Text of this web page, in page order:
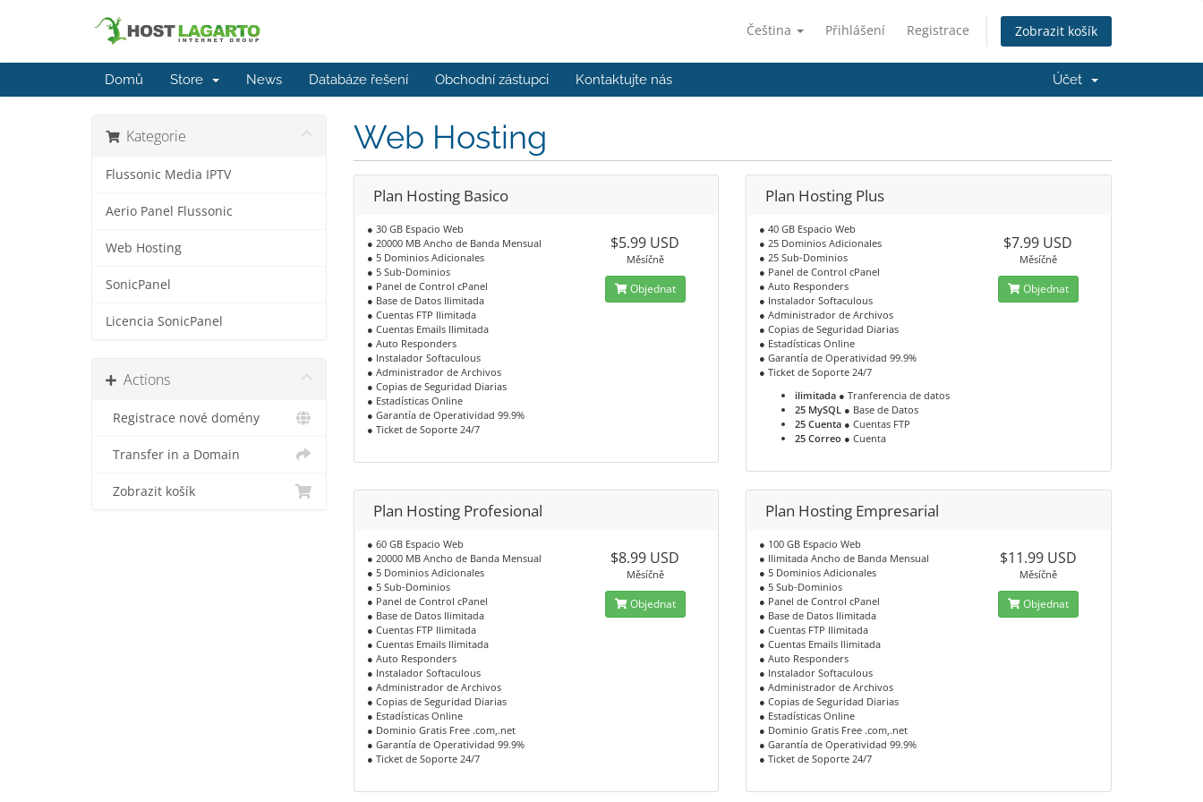
Čeština Přihlášení Registrace Zobrazit košík
Domů Store News Databáze řešení Obchodní zástupci Kontaktujte nás Účet
Kategorie
Flussonic Media IPTV
Aerio Panel Flussonic
Web Hosting
SonicPanel
Licencia SonicPanel
Actions
Registrace nové domény
Transfer in a Domain
Zobrazit košík
Web Hosting
Plan Hosting Basico
● 30 GB Espacio Web
● 20000 MB Ancho de Banda Mensual
● 5 Dominios Adicionales
● 5 Sub-Dominios
● Panel de Control cPanel
● Base de Datos Ilimitada
● Cuentas FTP Ilimitada
● Cuentas Emails Ilimitada
● Auto Responders
● Instalador Softaculous
● Administrador de Archivos
● Copias de Seguridad Diarias
● Estadísticas Online
● Garantía de Operatividad 99.9%
● Ticket de Soporte 24/7
$5.99 USD
Měsíčně
Objednat
Plan Hosting Plus
● 40 GB Espacio Web
● 25 Dominios Adicionales
● 25 Sub-Dominios
● Panel de Control cPanel
● Auto Responders
● Instalador Softaculous
● Administrador de Archivos
● Copias de Seguridad Diarias
● Estadísticas Online
● Garantía de Operatividad 99.9%
● Ticket de Soporte 24/7
ilimitada ● Tranferencia de datos
25 MySQL ● Base de Datos
25 Cuenta ● Cuentas FTP
25 Correo ● Cuenta
$7.99 USD
Měsíčně
Objednat
Plan Hosting Profesional
● 60 GB Espacio Web
● 20000 MB Ancho de Banda Mensual
● 5 Dominios Adicionales
● 5 Sub-Dominios
● Panel de Control cPanel
● Base de Datos Ilimitada
● Cuentas FTP Ilimitada
● Cuentas Emails Ilimitada
● Auto Responders
● Instalador Softaculous
● Administrador de Archivos
● Copias de Seguridad Diarias
● Estadísticas Online
● Dominio Gratis Free .com,.net
● Garantía de Operatividad 99.9%
● Ticket de Soporte 24/7
$8.99 USD
Měsíčně
Objednat
Plan Hosting Empresarial
● 100 GB Espacio Web
● Ilimitada Ancho de Banda Mensual
● 5 Dominios Adicionales
● 5 Sub-Dominios
● Panel de Control cPanel
● Base de Datos Ilimitada
● Cuentas FTP Ilimitada
● Cuentas Emails Ilimitada
● Auto Responders
● Instalador Softaculous
● Administrador de Archivos
● Copias de Seguridad Diarias
● Estadísticas Online
● Dominio Gratis Free .com,.net
● Garantía de Operatividad 99.9%
● Ticket de Soporte 24/7
$11.99 USD
Měsíčně
Objednat